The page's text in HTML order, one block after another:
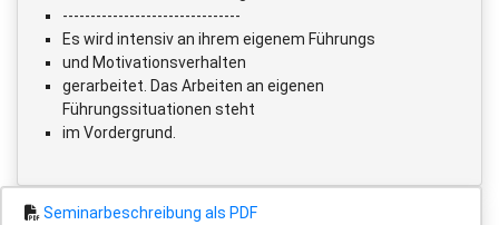
--------------------------------
Es wird intensiv an ihrem eigenem Führungs
und Motivationsverhalten
gerarbeitet. Das Arbeiten an eigenen
Führungssituationen steht
im Vordergrund.
Seminarbeschreibung als PDF